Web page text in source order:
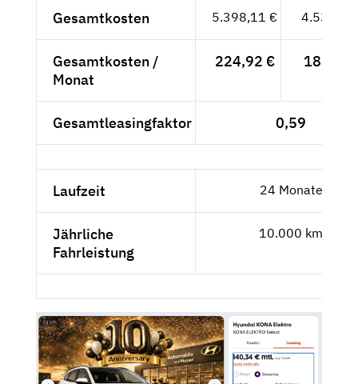
Gesamtkosten 5.398,11 € 4.536,23
Gesamtkosten /
Monat
224,92 € 189,01
Gesamtleasingfaktor 0,59
Laufzeit 24 Monate
Jährliche
Fahrleistung
10.000 km